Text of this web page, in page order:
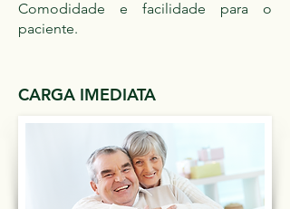
Comodidade e facilidade para o
paciente.
CARGA IMEDIATA